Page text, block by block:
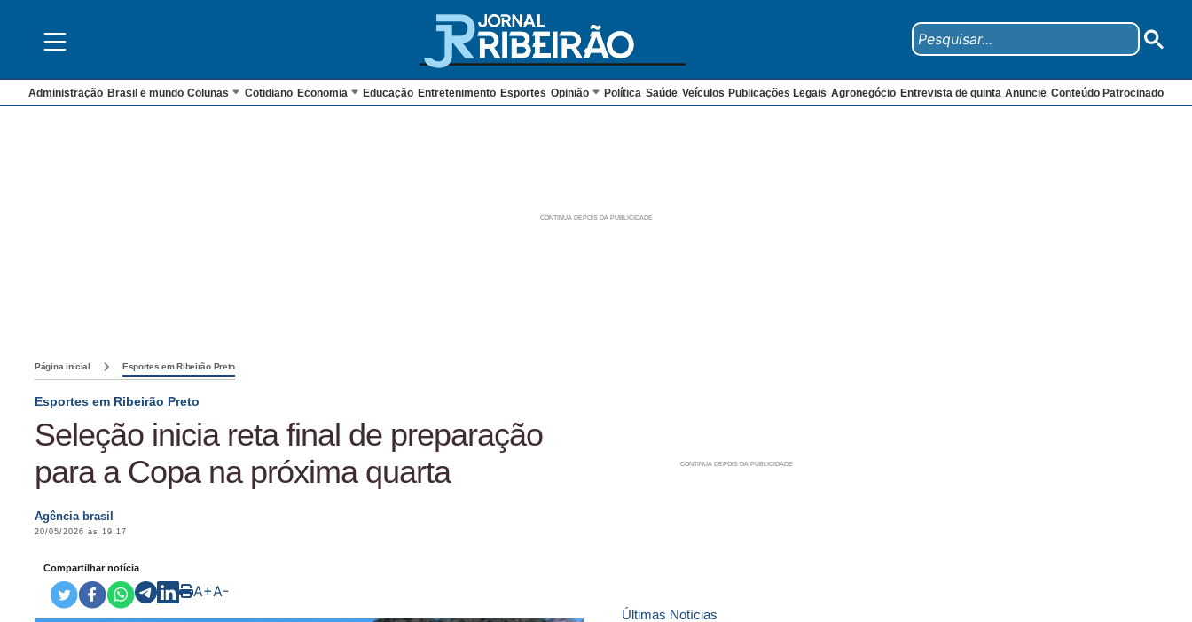
Administração Brasil e mundo Colunas Cotidiano Economia Educação Entretenimento Esportes Opinião Política Saúde Veículos Publicações Legais Agronegócio Entrevista de quinta Anuncie Conteúdo Patrocinado
Página inicial Esportes em Ribeirão Preto
Esportes em Ribeirão Preto
Seleção inicia reta final de preparação
para a Copa na próxima quarta
Agência brasil
20/05/2026 às 19:17
Compartilhar notícia
A+A-
Últimas Notícias